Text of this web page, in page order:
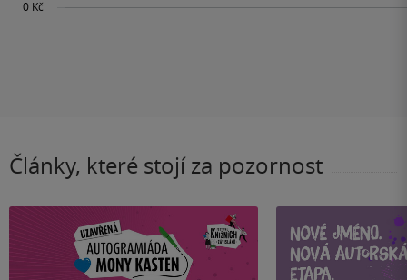
Články, které stojí za pozornost